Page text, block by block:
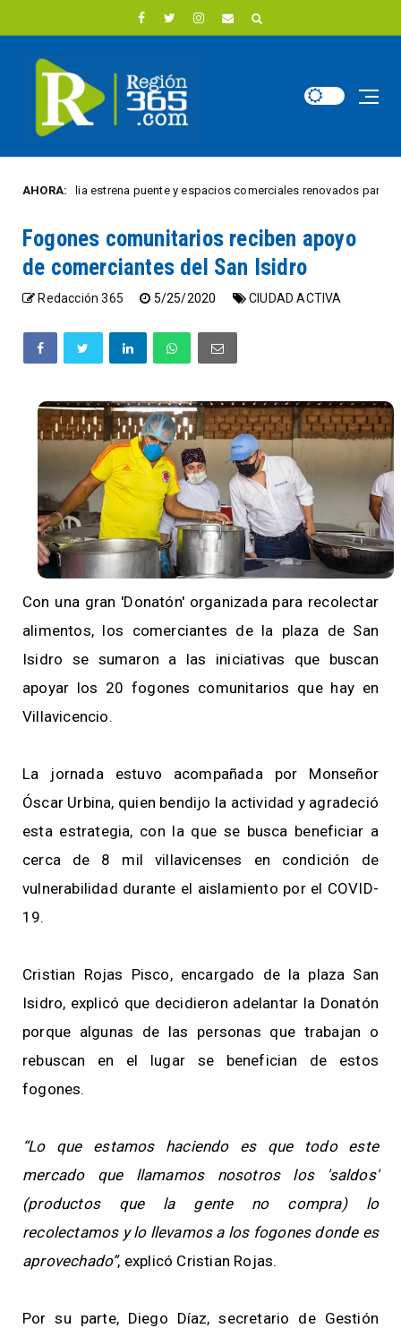
AHORA:
Julia estrena puente y espacios comerciales renovados para 18
Fogones comunitarios reciben apoyo
de comerciantes del San Isidro
Redacción 365 5/25/2020 CIUDAD ACTIVA
Con una gran 'Donatón' organizada para recolectar
alimentos, los comerciantes de la plaza de San
Isidro se sumaron a las iniciativas que buscan
apoyar los 20 fogones comunitarios que hay en
Villavicencio.
La jornada estuvo acompañada por Monseñor
Óscar Urbina, quien bendijo la actividad y agradeció
esta estrategia, con la que se busca beneficiar a
cerca de 8 mil villavicenses en condición de
vulnerabilidad durante el aislamiento por el COVID-
19.
Cristian Rojas Pisco, encargado de la plaza San
Isidro, explicó que decidieron adelantar la Donatón
porque algunas de las personas que trabajan o
rebuscan en el lugar se benefician de estos
fogones.
“Lo que estamos haciendo es que todo este
mercado que llamamos nosotros los 'saldos'
(productos que la gente no compra) lo
recolectamos y lo llevamos a los fogones donde es
aprovechado”, explicó Cristian Rojas.
Por su parte, Diego Díaz, secretario de Gestión